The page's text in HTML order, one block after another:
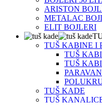
ARISTON
METALAC
ELIT BOJLERI
TUŠ KABINE I
TUŠ
TUŠ
TUŠ KADE
TUŠ